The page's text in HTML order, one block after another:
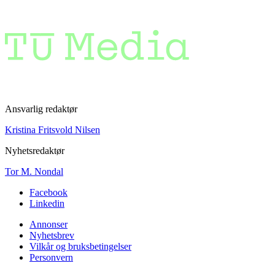
Ansvarlig redaktør
Kristina Fritsvold Nilsen
Nyhetsredaktør
Tor M. Nondal
Facebook
Linkedin
Annonser
Nyhetsbrev
Vilkår og bruksbetingelser
Personvern